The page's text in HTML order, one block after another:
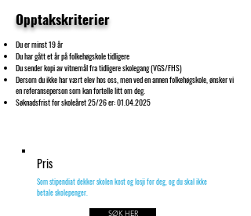
Opptakskriterier
Du er minst 19 år
Du har gått et år på folkehøgskole tidligere
Du sender kopi av vitnemål fra tidligere skolegang (VGS/FHS)
Dersom du ikke har vært elev hos oss, men ved en annen folkehøgskole, ønsker vi
en referanseperson som kan fortelle litt om deg.
Søknadsfrist for skoleåret 25/26 er:01.04.2025
Pris
Som stipendiat dekker skolen kost og losji for deg, og du skal ikke
betale skolepenger.
SØK HER